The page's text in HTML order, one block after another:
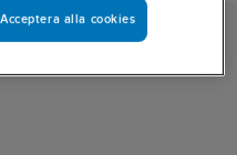
Utemiljö
Utemöbler
Acceptera alla cookies